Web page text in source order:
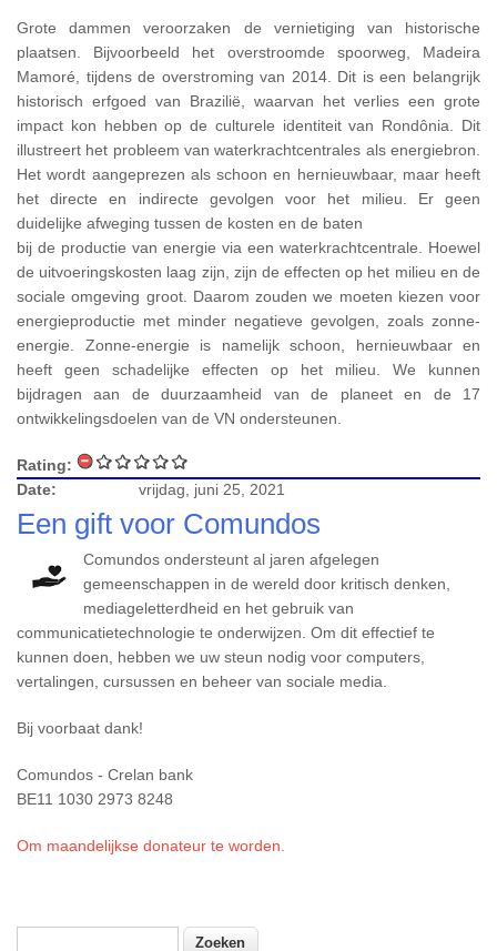
Grote dammen veroorzaken de vernietiging van historische
plaatsen. Bijvoorbeeld het overstroomde spoorweg, Madeira
Mamoré, tijdens de overstroming van 2014. Dit is een belangrijk
historisch erfgoed van Brazilië, waarvan het verlies een grote
impact kon hebben op de culturele identiteit van Rondônia. Dit
illustreert het probleem van waterkrachtcentrales als energiebron.
Het wordt aangeprezen als schoon en hernieuwbaar, maar heeft
het directe en indirecte gevolgen voor het milieu. Er geen
duidelijke afweging tussen de kosten en de baten
bij de productie van energie via een waterkrachtcentrale. Hoewel
de uitvoeringskosten laag zijn, zijn de effecten op het milieu en de
sociale omgeving groot. Daarom zouden we moeten kiezen voor
energieproductie met minder negatieve gevolgen, zoals zonne-
energie. Zonne-energie is namelijk schoon, hernieuwbaar en
heeft geen schadelijke effecten op het milieu. We kunnen
bijdragen aan de duurzaamheid van de planeet en de 17
ontwikkelingsdoelen van de VN ondersteunen.
Rating:
Date:
vrijdag, juni 25, 2021
Een gift voor Comundos
Comundos ondersteunt al jaren afgelegen
gemeenschappen in de wereld door kritisch denken,
mediageletterdheid en het gebruik van
communicatietechnologie te onderwijzen. Om dit effectief te
kunnen doen, hebben we uw steun nodig voor computers,
vertalingen, cursussen en beheer van sociale media.
Bij voorbaat dank!
Comundos - Crelan bank
BE11 1030 2973 8248
Om maandelijkse donateur te worden.